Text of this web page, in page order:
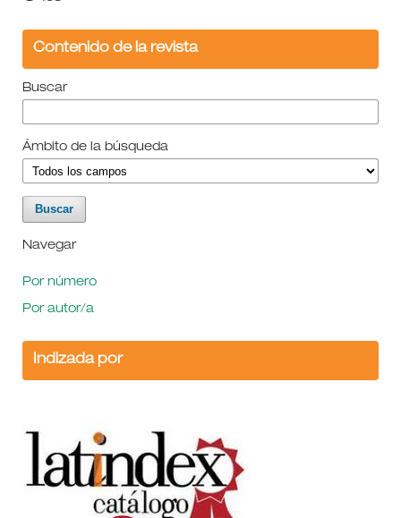
Contenido de la revista
Buscar
Ámbito de la búsqueda
Navegar
Por número
Por autor/a
Indizada por